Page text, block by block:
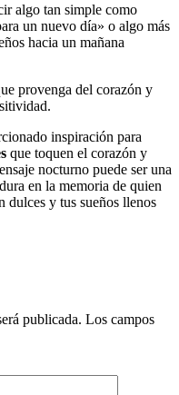
algo tan simple como
un nuevo día» o algo más
hacia un mañana
provenga del corazón y
inspiración para
que toquen el corazón y
nocturno puede ser una
en la memoria de quien
dulces y tus sueños llenos
publicada. Los campos